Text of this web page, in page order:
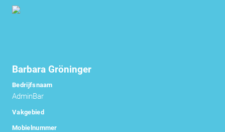
Barbara Gröninger
Bedrijfsnaam
AdminBar
Vakgebied
Mobielnummer